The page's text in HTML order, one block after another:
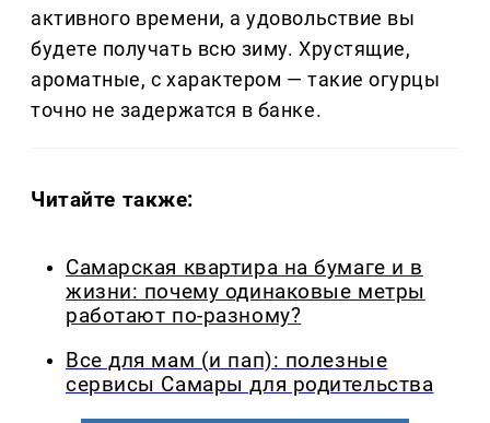
активного времени, а удовольствие вы
будете получать всю зиму. Хрустящие,
ароматные, с характером — такие огурцы
точно не задержатся в банке.
Читайте также:
Самарская квартира на бумаге и в
жизни: почему одинаковые метры
работают по-разному?
Все для мам (и пап): полезные
сервисы Самары для родительства